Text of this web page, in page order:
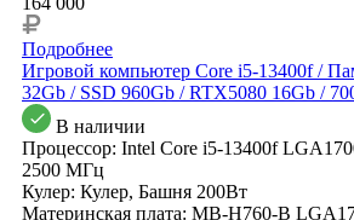
Подробнее
Игровой компьютер Core i5-13400f /
32Gb / SSD 960Gb / RTX5080 16Gb /
В наличии
Процессор: Intel Core i5-13400f
2500 МГц
Кулер: Кулер, Башня 200Вт
Материнская плата: MB-H760-B